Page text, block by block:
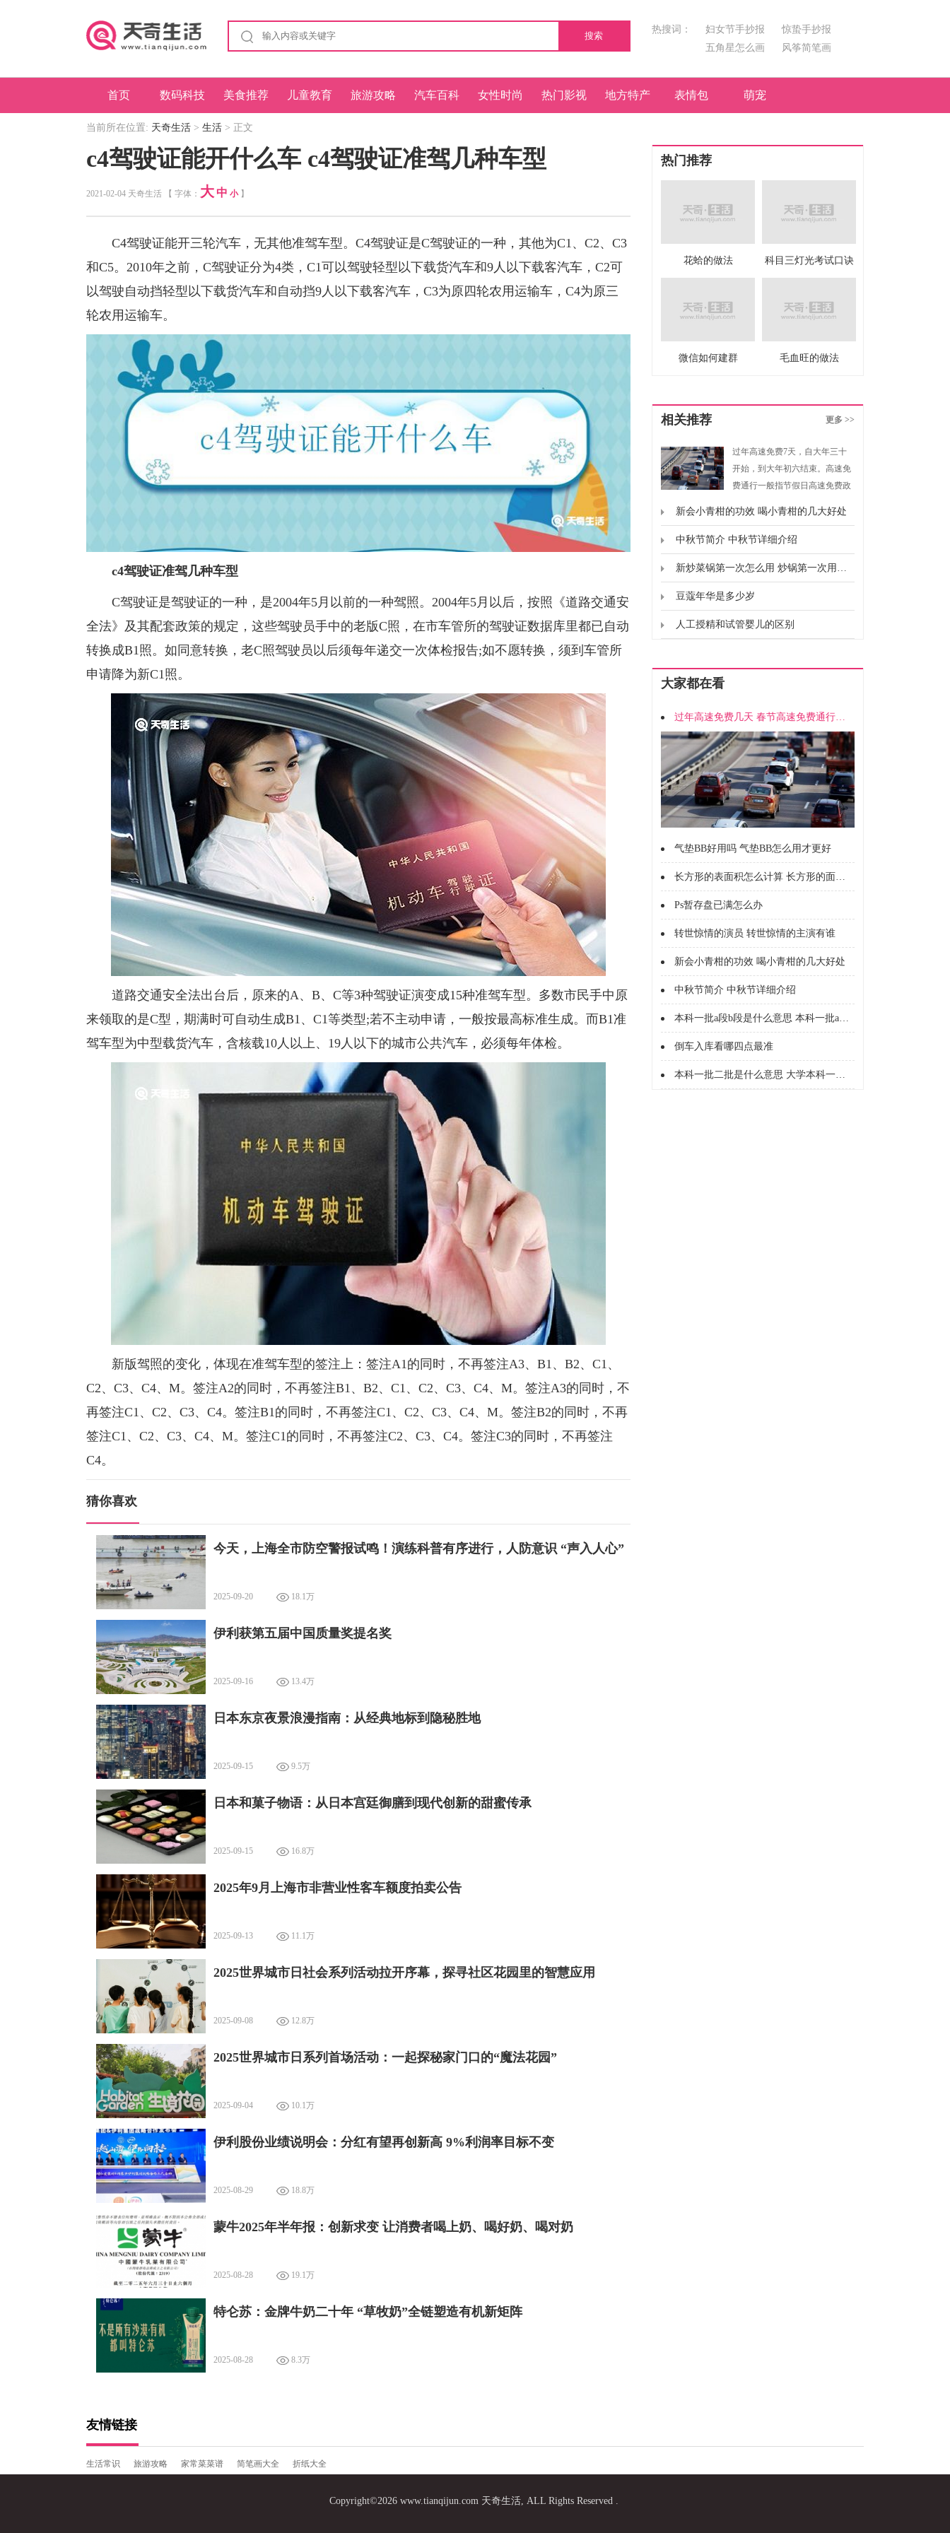
搜索
热搜词： 妇女节手抄报
惊蛰手抄报
五角星怎么画
风筝简笔画
首页 数码科技 美食推荐 儿童教育 旅游攻略 汽车百科 女性时尚 热门影视 地方特产 表情包 萌宠
当前所在位置: 天奇生活 > 生活 > 正文
c4驾驶证能开什么车 c4驾驶证准驾几种车型
2021-02-04 天奇生活 【 字体： 大 中 小】
C4驾驶证能开三轮汽车，无其他准驾车型。C4驾驶证是C驾驶证的一种，其他为C1、C2、C3
和C5。2010年之前，C驾驶证分为4类，C1可以驾驶轻型以下载货汽车和9人以下载客汽车，C2可
以驾驶自动挡轻型以下载货汽车和自动挡9人以下载客汽车，C3为原四轮农用运输车，C4为原三
轮农用运输车。
c4驾驶证准驾几种车型
C驾驶证是驾驶证的一种，是2004年5月以前的一种驾照。2004年5月以后，按照《道路交通安
全法》及其配套政策的规定，这些驾驶员手中的老版C照，在市车管所的驾驶证数据库里都已自动
转换成B1照。如同意转换，老C照驾驶员以后须每年递交一次体检报告;如不愿转换，须到车管所
申请降为新C1照。
道路交通安全法出台后，原来的A、B、C等3种驾驶证演变成15种准驾车型。多数市民手中原
来领取的是C型，期满时可自动生成B1、C1等类型;若不主动申请，一般按最高标准生成。而B1准
驾车型为中型载货汽车，含核载10人以上、19人以下的城市公共汽车，必须每年体检。
新版驾照的变化，体现在准驾车型的签注上：签注A1的同时，不再签注A3、B1、B2、C1、
C2、C3、C4、M。签注A2的同时，不再签注B1、B2、C1、C2、C3、C4、M。签注A3的同时，不
再签注C1、C2、C3、C4。签注B1的同时，不再签注C1、C2、C3、C4、M。签注B2的同时，不再
签注C1、C2、C3、C4、M。签注C1的同时，不再签注C2、C3、C4。签注C3的同时，不再签注
C4。
猜你喜欢
今天，上海全市防空警报试鸣！演练科普有序进行，人防意识 “声入人心”
2025-09-20 18.1万
伊利获第五届中国质量奖提名奖
2025-09-16 13.4万
日本东京夜景浪漫指南：从经典地标到隐秘胜地
2025-09-15 9.5万
日本和菓子物语：从日本宫廷御膳到现代创新的甜蜜传承
2025-09-15 16.8万
2025年9月上海市非营业性客车额度拍卖公告
2025-09-13 11.1万
2025世界城市日社会系列活动拉开序幕，探寻社区花园里的智慧应用
2025-09-08 12.8万
2025世界城市日系列首场活动：一起探秘家门口的“魔法花园”
2025-09-04 10.1万
伊利股份业绩说明会：分红有望再创新高 9%利润率目标不变
2025-08-29 18.8万
蒙牛2025年半年报：创新求变 让消费者喝上奶、喝好奶、喝对奶
2025-08-28 19.1万
特仑苏：金牌牛奶二十年 “草牧奶”全链塑造有机新矩阵
2025-08-28 8.3万
热门推荐
花蛤的做法 科目三灯光考试口诀
微信如何建群 毛血旺的做法
相关推荐 更多 >>
过年高速免费7天，自大年三十
开始，到大年初六结束。高速免
费通行一般指节假日高速免费政
假日免收小型客车通行费实施方
案》规定，高速免费通行的时间
为春节、清明节、劳动节、国庆
上述法定节假日连休日。
新会小青柑的功效 喝小青柑的几大好处
中秋节简介 中秋节详细介绍
新炒菜锅第一次怎么用 炒锅第一次用要怎么弄
豆蔻年华是多少岁
人工授精和试管婴儿的区别
大家都在看
过年高速免费几天 春节高速免费通行时间
气垫BB好用吗 气垫BB怎么用才更好
长方形的表面积怎么计算 长方形的面积怎么计算的
Ps暂存盘已满怎么办
转世惊情的演员 转世惊情的主演有谁
新会小青柑的功效 喝小青柑的几大好处
中秋节简介 中秋节详细介绍
本科一批a段b段是什么意思 本科一批a段b段什么意思
倒车入库看哪四点最准
本科一批二批是什么意思 大学本科一批二批是什么意思
友情链接
生活常识 旅游攻略 家常菜菜谱 简笔画大全 折纸大全
Copyright©2026 www.tianqijun.com 天奇生活, ALL Rights Reserved .